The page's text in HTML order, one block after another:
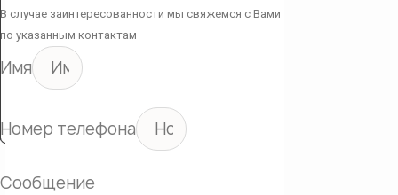
В случае заинтересованности мы свяжемся с Вами
по указанным контактам
Имя
Номер телефона
Сообщение